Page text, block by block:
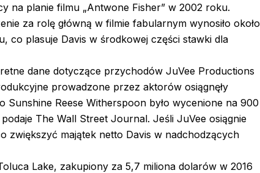
na planie filmu „Antwone Fisher” w 2002 roku.
za rolę główną w filmie fabularnym wynosiło około
co plasuje Davis w środkowej części stawki dla
dane dotyczące przychodów JuVee Productions
prowadzone przez aktorów osiągnęły
Sunshine Reese Witherspoon było wycenione na 900
The Wall Street Journal. Jeśli JuVee osiągnie
zwiększyć majątek netto Davis w nadchodzących
Lake, zakupiony za 5,7 miliona dolarów w 2016